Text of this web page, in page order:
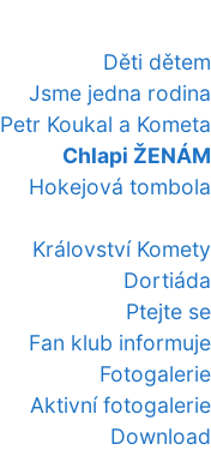
Děti dětem
Jsme jedna rodina
Petr Koukal a Kometa
Chlapi ŽENÁM
Hokejová tombola
Království Komety
Dortiáda
Ptejte se
Fan klub informuje
Fotogalerie
Aktivní fotogalerie
Download